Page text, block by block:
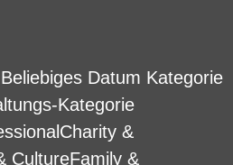
Datum Kategorie
Kategorie
&
CultureFamily &